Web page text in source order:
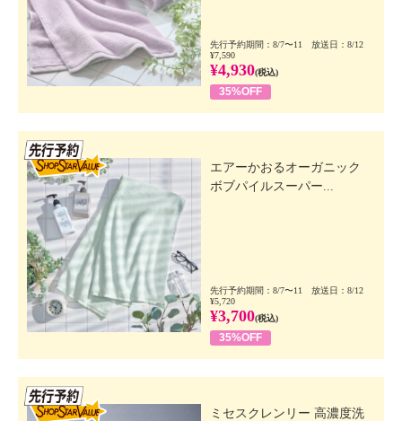
先行予約期間：8/7〜11 放送日：8/12
¥7,590
¥4,930(税込)
35%OFF
エアーかおるオーガニック
ボブパイルスーパー...
先行予約期間：8/7〜11 放送日：8/12
¥5,720
¥3,700(税込)
35%OFF
ミセスクレンリー 高濃度洗